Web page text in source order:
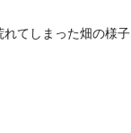
れてしまった畑の様子